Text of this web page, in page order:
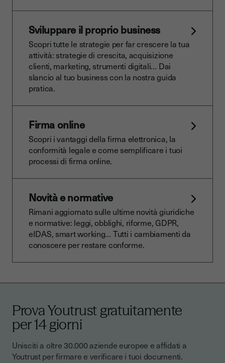
Sviluppare il proprio business
Scopri tutte le strategie per far crescere la tua
attività: strategie di crescita, acquisizione
clienti, marketing, strumenti digitali… Dai
slancio al tuo business con la nostra guida
pratica.
Firma online
Scopri i vantaggi della firma elettronica, la
conformità legale e come semplificare i tuoi
processi di firma online.
Novità e normative
Rimani aggiornato sulle ultime novità giuridiche
e normative: leggi, obblighi, riforme, GDPR,
eIDAS, smart working… Tutti i cambiamenti da
conoscere per restare conforme.
Prova Youtrust gratuitamente
per 14 giorni
Unisciti a oltre 30.000 aziende europee e affidati a
Youtrust per firmare e verificare i tuoi documenti.